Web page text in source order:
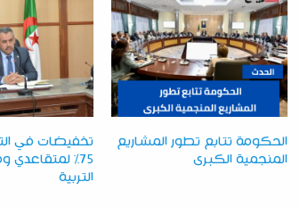
الحكومة تتابع تطور المشاريع
المنجمية الكبرى
تخفيضات في
75%
التربية